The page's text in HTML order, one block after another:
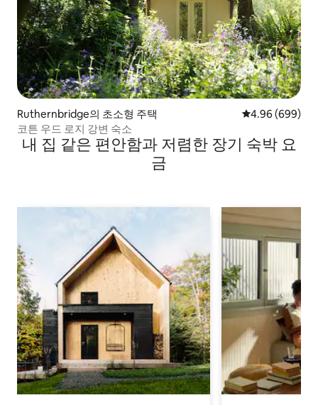
Ruthernbridge의 초소형 주택 평점 4.96점(5
4.96 (699)
코튼 우드 로지 강변 숙소
내 집 같은 편안함과 저렴한 장기 숙박 요
금